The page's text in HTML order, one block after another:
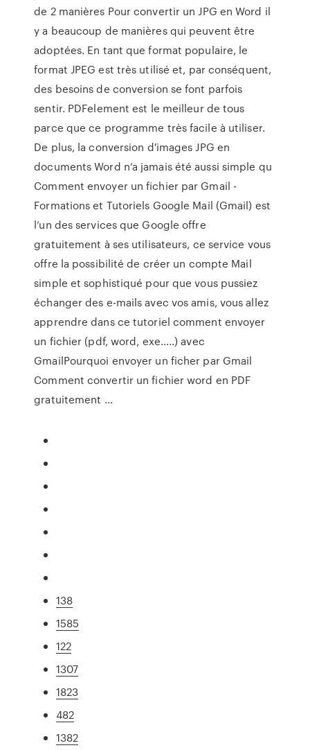
de 2 manières Pour convertir un JPG en Word il
y a beaucoup de manières qui peuvent être
adoptées. En tant que format populaire, le
format JPEG est très utilisé et, par conséquent,
des besoins de conversion se font parfois
sentir. PDFelement est le meilleur de tous
parce que ce programme très facile à utiliser.
De plus, la conversion d'images JPG en
documents Word n’a jamais été aussi simple qu
Comment envoyer un fichier par Gmail -
Formations et Tutoriels Google Mail (Gmail) est
l’un des services que Google offre
gratuitement à ses utilisateurs, ce service vous
offre la possibilité de créer un compte Mail
simple et sophistiqué pour que vous pussiez
échanger des e-mails avec vos amis, vous allez
apprendre dans ce tutoriel comment envoyer
un fichier (pdf, word, exe…..) avec
GmailPourquoi envoyer un ficher par Gmail
Comment convertir un fichier word en PDF
gratuitement ...
138
1585
122
1307
1823
482
1382